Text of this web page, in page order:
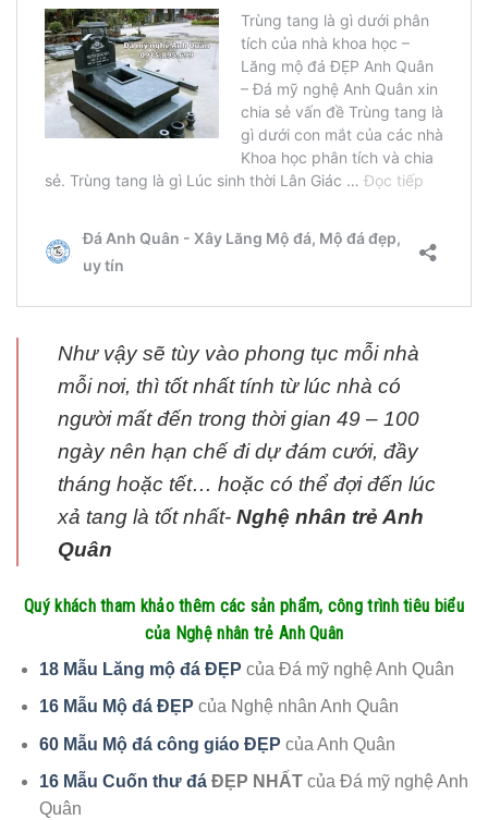
Như vậy sẽ tùy vào phong tục mỗi nhà
mỗi nơi, thì tốt nhất tính từ lúc nhà có
người mất đến trong thời gian 49 – 100
ngày nên hạn chế đi dự đám cưới, đầy
tháng hoặc tết… hoặc có thể đợi đến lúc
xả tang là tốt nhất- Nghệ nhân trẻ Anh
Quân
Quý khách tham khảo thêm các sản phẩm, công trình tiêu biểu
của Nghệ nhân trẻ Anh Quân
18 Mẫu Lăng mộ đá ĐẸP của Đá mỹ nghệ Anh Quân
16 Mẫu Mộ đá ĐẸP của Nghệ nhân Anh Quân
60 Mẫu Mộ đá công giáo ĐẸP của Anh Quân
16 Mẫu Cuốn thư đáĐẸP NHẤTcủa Đá mỹ nghệ Anh
Quân